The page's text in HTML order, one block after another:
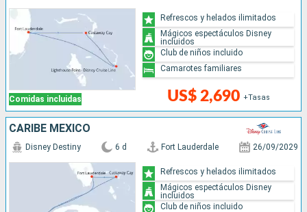
Comidas incluidas US$ 2,690 +Tasas
Refrescos y helados ilimitados
Mágicos espectáculos Disney
incluidos
Club de niños incluido
Camarotes familiares
CARIBE MEXICO
Disney Destiny 6 d Fort Lauderdale 26/09/2029
Refrescos y helados ilimitados
Mágicos espectáculos Disney
incluidos
Club de niños incluido